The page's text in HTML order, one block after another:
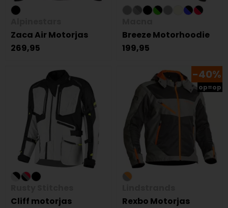
Zaca Air Motorjas
269,95
Breeze Motorhoodie
199,95
Cliff motorjas
-40%
op=op
Rexbo Motorjas